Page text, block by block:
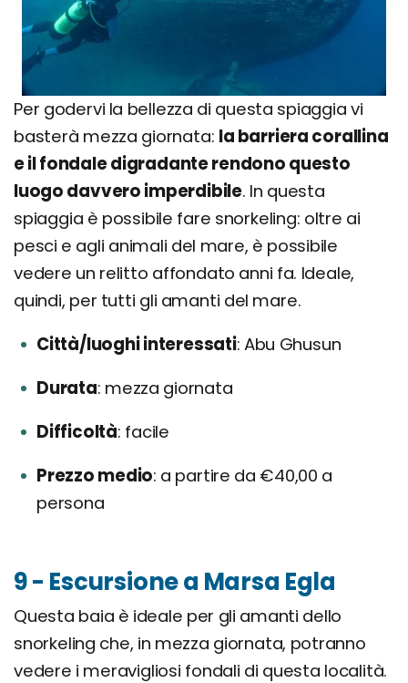
Per godervi la bellezza di questa spiaggia vi
basterà mezza giornata: la barriera corallina
e il fondale digradante rendono questo
luogo davvero imperdibile. In questa
spiaggia è possibile fare snorkeling: oltre ai
pesci e agli animali del mare, è possibile
vedere un relitto affondato anni fa. Ideale,
quindi, per tutti gli amanti del mare.
Città/luoghi interessati Abu Ghusun
Durata mezza giornata
Difficoltà facile
Prezzo medio a partire da €40,00 a
persona
9 - Escursione a Marsa Egla
Questa baia è ideale per gli amanti dello
snorkeling che, in mezza giornata, potranno
vedere i meravigliosi fondali di questa località.